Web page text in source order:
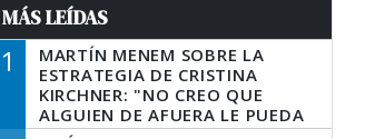
MÁS LEÍDAS
1
MARTÍN MENEM SOBRE LA
ESTRATEGIA DE CRISTINA
KIRCHNER: "NO CREO QUE
ALGUIEN DE AFUERA LE PUEDA
DECIR A LA JUSTICIA LO QUE